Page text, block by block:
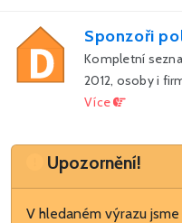
Sponzoři
Kompletní
2012, osoby i
Více
Upozornění
Upozornění!
V hledaném výrazu